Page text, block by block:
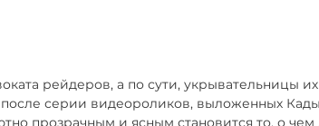
рейдеров, а по сути, укрывательницы их
после серии видеороликов, выложенных
прозрачным и ясным становится то, о чем